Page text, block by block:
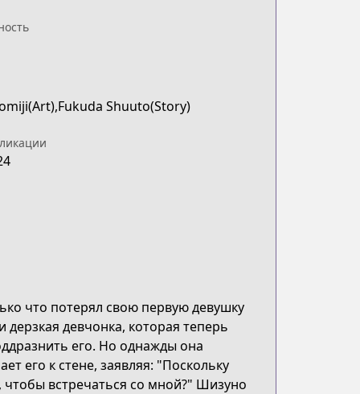
Shuuto(Story)
что потерял свою первую девушку
девчонка, которая теперь
его. Но однажды она
его к стене, заявляя: "Поскольку
чтобы встречаться со мной?" Шизуно